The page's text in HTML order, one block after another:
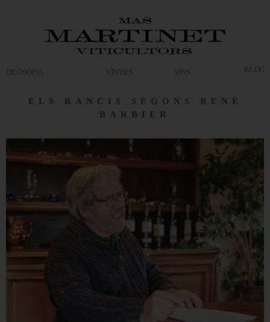
FILOSOFIA VINYES VINS BLOG
ELS RANCIS SEGONS
RENÉ
BARBIER